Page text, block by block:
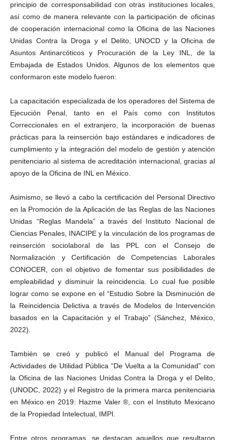
principio de corresponsabilidad con otras instituciones locales,
así como de manera relevante con la participación de oficinas
de cooperación internacional como la Oficina de las Naciones
Unidas Contra la Droga y el Delito, UNOCD y la Oficina de
Asuntos Antinarcóticos y Procuración de la Ley INL, de la
Embajada de Estados Unidos. Algunos de los elementos que
conformaron este modelo fueron:
La capacitación especializada de los operadores del Sistema de
Ejecución Penal, tanto en el País como con Institutos
Correccionales en el extranjero, la incorporación de buenas
prácticas para la reinserción bajo estándares e indicadores de
cumplimiento y la integración del modelo de gestión y atención
penitenciario al sistema de acreditación internacional, gracias al
apoyo de la Oficina de INL en México.
Asimismo, se llevó a cabo la certificación del Personal Directivo
en la Promoción de la Aplicación de las Reglas de las Naciones
Unidas “Reglas Mandela” a través del Instituto Nacional de
Ciencias Penales, INACIPE y la vinculación de los programas de
reinserción sociolaboral de las PPL con el Consejo de
Normalización y Certificación de Competencias Laborales
CONOCER, con el objetivo de fomentar sus posibilidades de
empleabilidad y disminuir la reincidencia. Lo cual fue posible
lograr como se expone en el “Estudio Sobre la Disminución de
la Reincidencia Delictiva a través de Modelos de Intervención
basados en la Capacitación y el Trabajo” (Sánchez, México,
2022).
También se creó y publicó el Manual del Programa de
Actividades de Utilidad Pública “De Vuelta a la Comunidad” con
la Oficina de las Naciones Unidas Contra la Droga y el Delito,
(UNODC, 2022) y el Registro de la primera marca penitenciaria
en México en 2019: Hazme Valer ®, con el Instituto Mexicano
de la Propiedad Intelectual, IMPI.
Entre otros programas, se destacan aquellos que resultaron